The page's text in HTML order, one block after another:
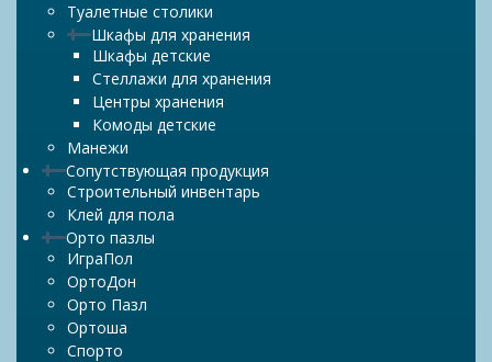
Туалетные столики
Шкафы для хранения
Шкафы детские
Стеллажи для хранения
Центры хранения
Комоды детские
Манежи
Сопутствующая продукция
Строительный инвентарь
Клей для пола
Орто пазлы
ИграПол
ОртоДон
Орто Пазл
Ортоша
Спорто